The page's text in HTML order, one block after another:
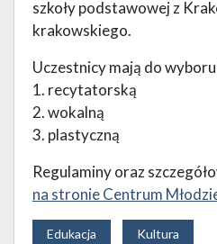
szkoły podstawowej z
krakowskiego.
Uczestnicy mają do
1. recytatorską
2. wokalną
3. plastyczną
Regulaminy oraz
na stronie Centrum
Edukacja Kultura